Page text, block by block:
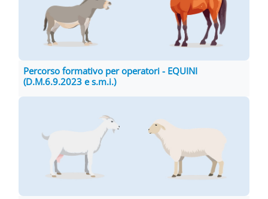
Percorso formativo per operatori - EQUINI
(D.M.6.9.2023 e s.m.i.)